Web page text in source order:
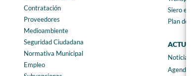
Contratación
Proveedores
Medioambiente
Seguridad Ciudadana
Normativa Municipal
Empleo
Siero en
Plan de
Noticias
Agenda